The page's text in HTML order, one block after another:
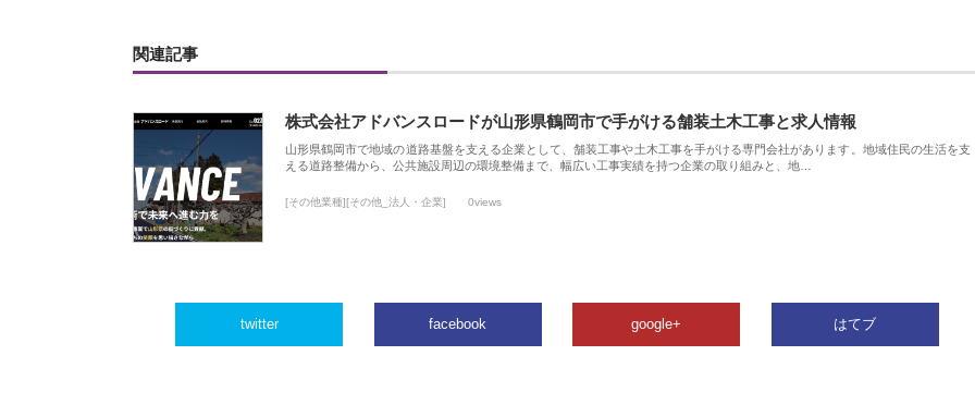
関連記事
株式会社アドバンスロードが山形県鶴岡市で手がける舗装土木工事と求人情報
山形県鶴岡市で地域の道路基盤を支える企業として、舗装工事や土木工事を手がける専門会社があります。地域住民の生活を支
える道路整備から、公共施設周辺の環境整備まで、幅広い工事実績を持つ企業の取り組みと、地…
[その他業種][その他_法人・企業] 0views
twitter facebook google+ はてブ